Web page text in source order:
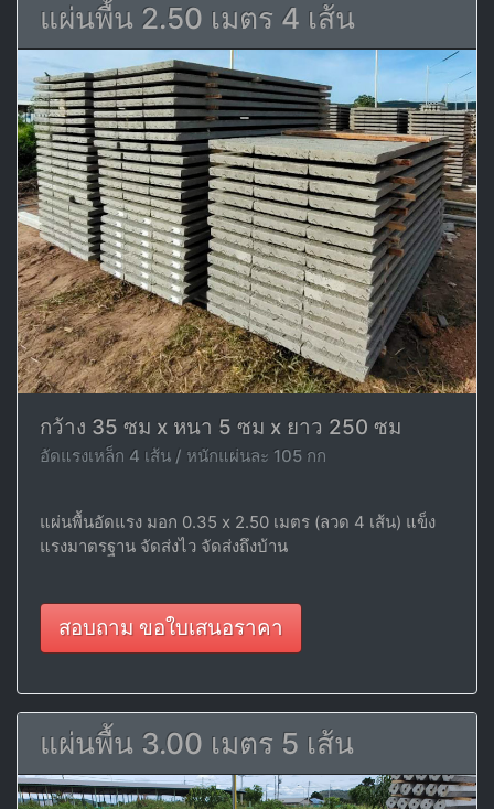
แผ่นพื้น 2.50 เมตร 4 เส้น
กว้าง 35 ซม x หนา 5 ซม x ยาว 250 ซม
อัดแรงเหล็ก 4 เส้น / หนักแผ่นละ 105 กก
แผ่นพื้นอัดแรง มอก 0.35 x 2.50 เมตร (ลวด 4 เส้น) แข็ง
แรงมาตรฐาน จัดส่งไว จัดส่งถึงบ้าน
สอบถาม ขอใบเสนอราคา
แผ่นพื้น 3.00 เมตร 5 เส้น